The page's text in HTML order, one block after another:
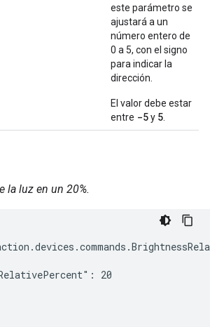
este parámetro se
ajustará a un
número entero de
0 a 5, con el signo
para indicar la
dirección.
El valor debe estar
entre -5y 5
la luz en un 20%.
20